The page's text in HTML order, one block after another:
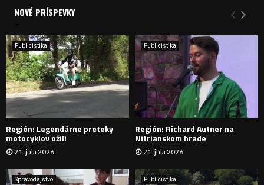
i
e
:
Y
H
D
A
NOVÉ PRÍSPEVKY
Publicistika
Región: Legendárne preteky
motocyklov ožili
21. júla 2026
Publicistika
Región: Richard Autner na
Nitrianskom hrade
21. júla 2026
Spravodajstvo Publicistika